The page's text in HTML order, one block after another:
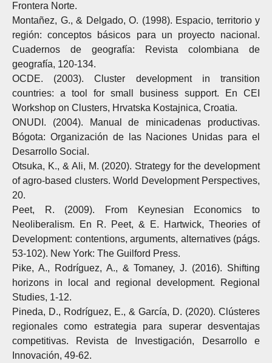
Frontera Norte.
Montañez, G., & Delgado, O. (1998). Espacio, territorio y
región: conceptos básicos para un proyecto nacional.
Cuadernos de geografía: Revista colombiana de
geografía, 120-134.
OCDE. (2003). Cluster development in transition
countries: a tool for small business support. En CEI
Workshop on Clusters, Hrvatska Kostajnica, Croatia.
ONUDI. (2004). Manual de minicadenas productivas.
Bógota: Organización de las Naciones Unidas para el
Desarrollo Social.
Otsuka, K., & Ali, M. (2020). Strategy for the development
of agro-based clusters. World Development Perspectives,
20.
Peet, R. (2009). From Keynesian Economics to
Neoliberalism. En R. Peet, & E. Hartwick, Theories of
Development: contentions, arguments, alternatives (págs.
53-102). New York: The Guilford Press.
Pike, A., Rodríguez, A., & Tomaney, J. (2016). Shifting
horizons in local and regional development. Regional
Studies, 1-12.
Pineda, D., Rodríguez, E., & García, D. (2020). Clústeres
regionales como estrategia para superar desventajas
competitivas. Revista de Investigación, Desarrollo e
Innovación, 49-62.